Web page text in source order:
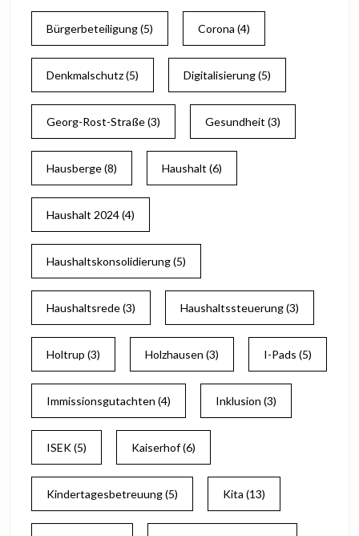
Bürgerbeteiligung(5) Corona (4)
Denkmalschutz(5) Digitalisierung(5)
Georg-Rost-Straße(3) Gesundheit (3)
Hausberge(8) Haushalt (6)
Haushalt 2024(4)
Haushaltskonsolidierung(5)
Haushaltsrede(3) Haushaltssteuerung(3)
Holtrup (3) Holzhausen (3) I-Pads (5)
Immissionsgutachten (4) Inklusion (3)
ISEK(5) Kaiserhof(6)
Kindertagesbetreuung(5) Kita (13)